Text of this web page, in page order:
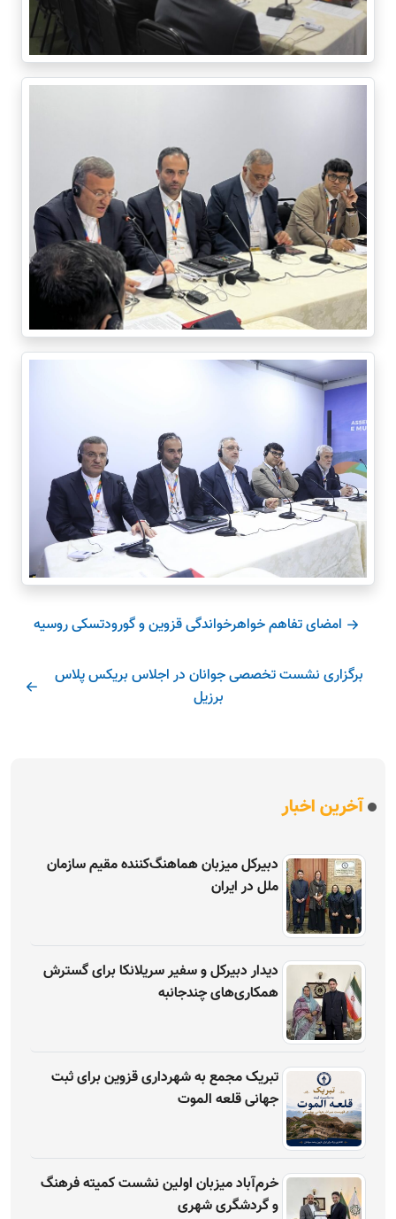
امضای تفاهم خواهرخواندگی قزوین و گورودتسکی روسیه
برگزاری نشست تخصصی جوانان در اجلاس بریکس پلاس
برزیل
آخرین اخبار
دبیرکل میزبان هماهنگ‌کننده مقیم سازمان
ملل در ایران
دیدار دبیرکل و سفیر سریلانکا برای گسترش
همکاری‌های چندجانبه
تبریک مجمع به شهرداری قزوین برای ثبت
جهانی قلعه الموت
خرم‌آباد میزبان اولین نشست کمیته فرهنگ
و گردشگری شهری